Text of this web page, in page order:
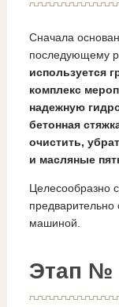
Сначала
последующему
используется
комплекс
надежную
бетонная
очистить,
и масляные
Целесообразно
машиной.
Этап №